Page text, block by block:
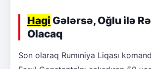
Hagi Gələrsə, Oğlu ilə
Olacaq
Son olaraq Rumıniya Liqası